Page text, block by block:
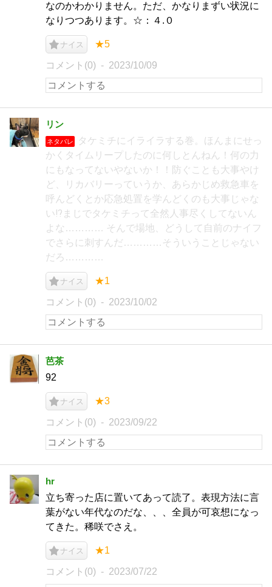
なのかわかりません。ただ、かなりまずい状況に
なりつつあります。☆：４.０
ナイス ★5
コメント(0) 2023/10/09
リン
ネタバレ
タケミチにイライラする巻。ほんまにせっ
かくタイムリープしたのに何しとんねん！何の力
にもなってないやないか！！防ぐことも大事やけ
ど、リカバリーっていうか、あらかじめ救急車を
呼んどくとか応急処置を学んどくのも大事じゃな
い⁉️まじでタケミチって全然人事尽くしてないん
よな………… そんで場地、どうして自前のナイフ
でさらに刺すんだ…………そういうことじゃない
だろ…………
ナイス ★1
コメント(0) 2023/10/02
芭茶
92
ナイス ★3
コメント(0) 2023/09/22
hr
立ち寄った店に置いてあって読了。表現方法に言
葉がない年代なのだな、、、全員が可哀想になっ
てきた。稀咲でさえ。
ナイス ★1
コメント(0) 2023/07/22